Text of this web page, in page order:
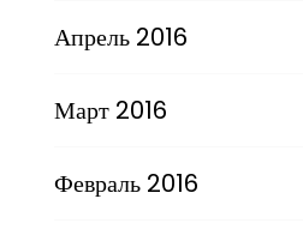
Апрель 2016
Март 2016
Февраль 2016